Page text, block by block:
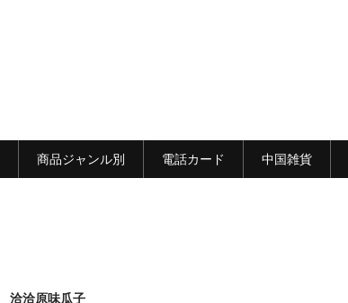
商品ジャンル別 電話カード 中国雑貨
洽洽原味瓜子